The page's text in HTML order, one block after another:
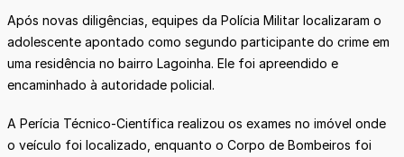
Após novas diligências, equipes da Polícia Militar localizaram o
adolescente apontado como segundo participante do crime em
uma residência no bairro Lagoinha. Ele foi apreendido e
encaminhado à autoridade policial.
A Perícia Técnico-Científica realizou os exames no imóvel onde
o veículo foi localizado, enquanto o Corpo de Bombeiros foi